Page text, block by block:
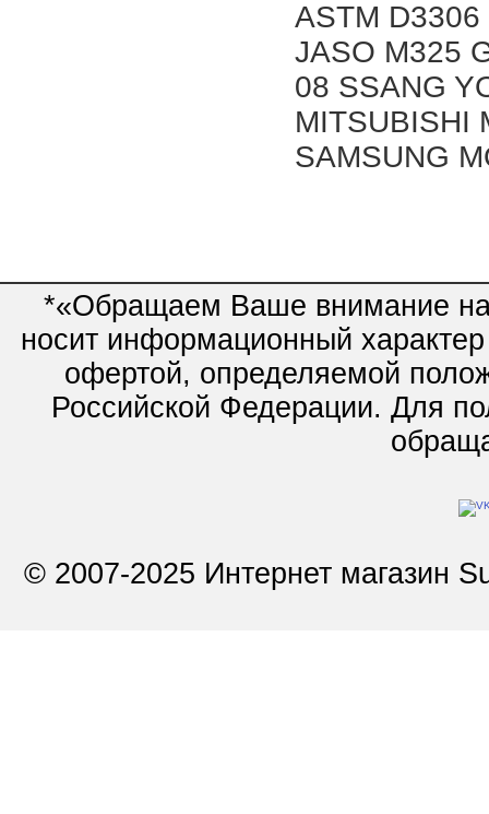
ASTM
JASO M325
08 SSANG
MITSUBISHI
SAMSUNG
*«Обращаем Ваше внимание на
носит информационный
офертой, определяемой
Российской Федерации. Для
© 2007-2025 Интернет магазин